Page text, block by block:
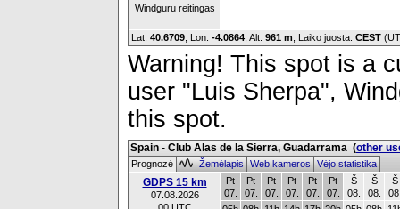
Windguru reitingas
Lat: 40.6709 , Lon: -4.0864 Alt: 961 m , Laiko juosta: CEST
Warning! This spot is a
user "Luis Sherpa",
this spot.
Spain - Club Alas de la Sierra, Guadarrama (other
Prognozė ŽemėlapisWeb kamerosVėjo statistika
GDPS 15 km
07.08.2026
Pt
07.
Pt
07.
Pt
07.
Pt
07.
Pt
07.
Pt
07.
Š
08.
Š
08.
Š